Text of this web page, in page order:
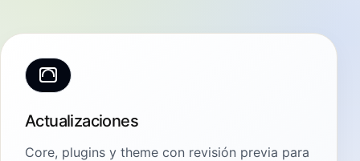
Actualizaciones
Core, plugins y theme con revisión previa para